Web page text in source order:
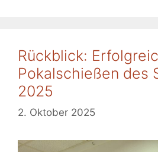
Rückblick:
Pokalschießen des
2025
2. Oktober 2025